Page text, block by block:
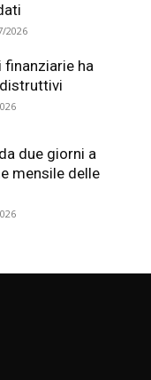
2026
finanziarie ha
due giorni a
mensile delle